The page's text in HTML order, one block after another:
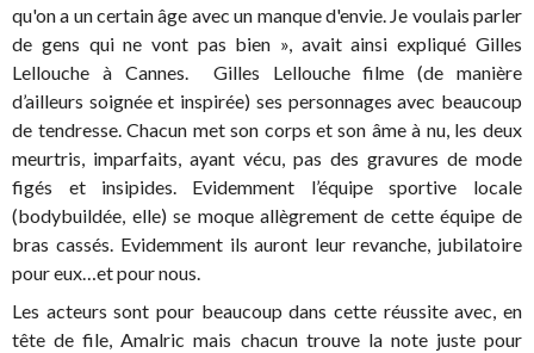
qu'on a un certain âge avec un manque d'envie. Je voulais parler
de gens qui ne vont pas bien », avait ainsi expliqué Gilles
Lellouche à Cannes. Gilles Lellouche filme (de manière
d’ailleurs soignée et inspirée) ses personnages avec beaucoup
de tendresse. Chacun met son corps et son âme à nu, les deux
meurtris, imparfaits, ayant vécu, pas des gravures de mode
figés et insipides. Evidemment l’équipe sportive locale
(bodybuildée, elle) se moque allègrement de cette équipe de
bras cassés. Evidemment ils auront leur revanche, jubilatoire
pour eux…et pour nous.
Les acteurs sont pour beaucoup dans cette réussite avec, en
tête de file, Amalric mais chacun trouve la note juste pour